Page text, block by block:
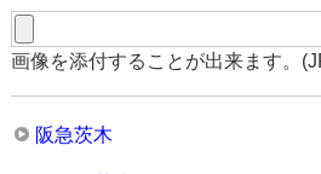
画像を添付することが出来ます。
阪急茨木